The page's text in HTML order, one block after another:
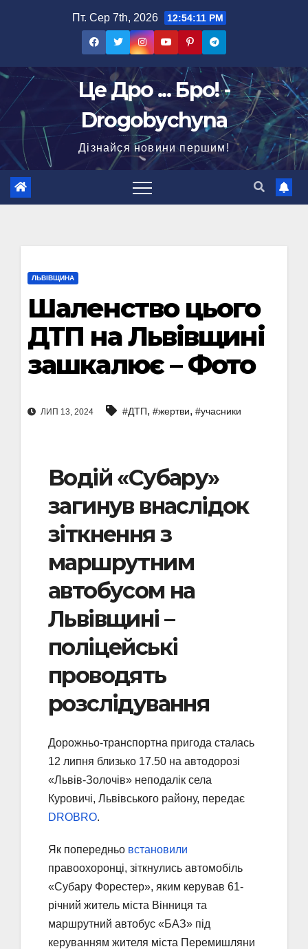
Пт. Сер 7th, 2026 12:54:12 PM
Це Дро ... Бро! -
Drogobychyna
Дізнайся новини першим!
ЛЬВІВЩИНА
Шаленство цього
ДТП на Львівщині
зашкалює – Фото
ЛИП 13, 2024 #ДТП, #жертви, #учасники
Водій «Субару»
загинув внаслідок
зіткнення з
маршрутним
автобусом на
Львівщині –
поліцейські
проводять
розслідування
Дорожньо-транспортна пригода сталась
12 липня близько 17.50 на автодорозі
«Львів-Золочів» неподалік села
Куровичі, Львівського району, передає
DROBRO.
Як попередньо встановили
правоохоронці, зіткнулись автомобіль
«Субару Форестер», яким керував 61-
річний житель міста Вінниця та
маршрутний автобус «БАЗ» під
керуванням жителя міста Перемишляни